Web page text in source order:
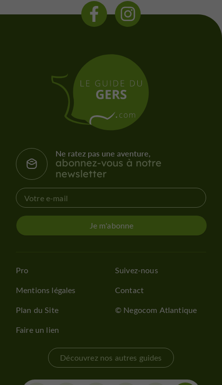
Ne ratez pas une aventure,
abonnez-vous à notre
newsletter
Je m'abonne
Pro
Mentions légales
Plan du Site
Faire un lien
Suivez-nous
Contact
© Negocom Atlantique
Découvrez nos autres guides